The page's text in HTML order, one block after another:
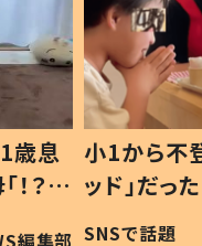
歳息
？」
編集部
小1から不
ッド」だ
作り続け
SNSで話題